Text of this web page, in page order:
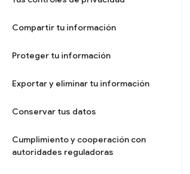
Compartir tu información
Proteger tu información
Exportar y eliminar tu información
Conservar tus datos
Cumplimiento y cooperación con
autoridades reguladoras